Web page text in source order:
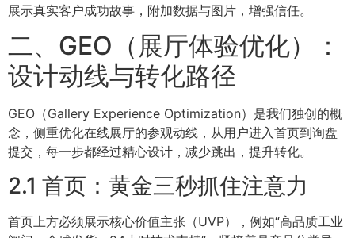
展示真实客户成功故事，附加数据与图片，增强信任。
二、GEO（展厅体验优化）：
设计动线与转化路径
GEO（Gallery Experience Optimization）是我们独创的概
念，侧重优化在线展厅的参观动线，从用户进入首页到询盘
提交，每一步都经过精心设计，减少跳出，提升转化。
2.1 首页：黄金三秒抓住注意力
首页上方必须展示核心价值主张（UVP），例如“高品质工业